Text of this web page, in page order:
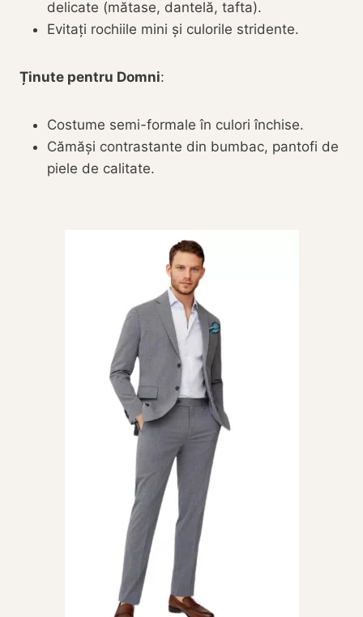
delicate (mătase, dantelă, tafta).
Evitați rochiile mini și culorile stridente.
Ținute pentru Domni:
Costume semi-formale în culori închise.
Cămăși contrastante din bumbac, pantofi de
piele de calitate.